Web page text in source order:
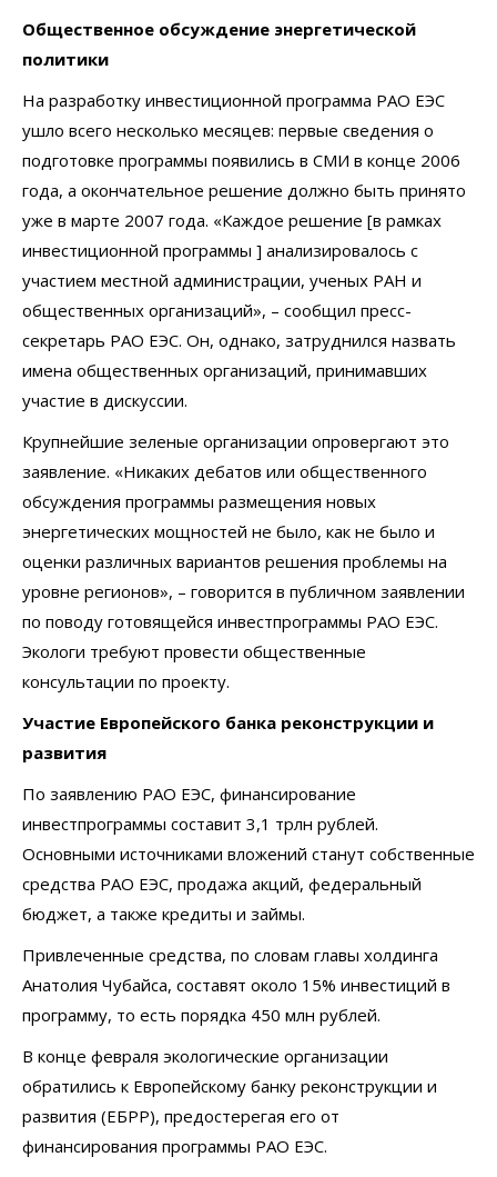
Общественное обсуждение энергетической
политики
На разработку инвестиционной программа РАО ЕЭС
ушло всего несколько месяцев: первые сведения о
подготовке программы появились в СМИ в конце 2006
года, а окончательное решение должно быть принято
уже в марте 2007 года. «Каждое решение [в рамках
инвестиционной программы ] анализировалось с
участием местной администрации, ученых РАН и
общественных организаций», – сообщил пресс-
секретарь РАО ЕЭС. Он, однако, затруднился назвать
имена общественных организаций, принимавших
участие в дискуссии.
Крупнейшие зеленые организации опровергают это
заявление. «Никаких дебатов или общественного
обсуждения программы размещения новых
энергетических мощностей не было, как не было и
оценки различных вариантов решения проблемы на
уровне регионов», – говорится в публичном заявлении
по поводу готовящейся инвестпрограммы РАО ЕЭС.
Экологи требуют провести общественные
консультации по проекту.
Участие Европейского банка реконструкции и
развития
По заявлению РАО ЕЭС, финансирование
инвестпрограммы составит 3,1 трлн рублей.
Основными источниками вложений станут собственные
средства РАО ЕЭС, продажа акций, федеральный
бюджет, а также кредиты и займы.
Привлеченные средства, по словам главы холдинга
Анатолия Чубайса, составят около 15% инвестиций в
программу, то есть порядка 450 млн рублей.
В конце февраля экологические организации
обратились к Европейскому банку реконструкции и
развития (ЕБРР), предостерегая его от
финансирования программы РАО ЕЭС.